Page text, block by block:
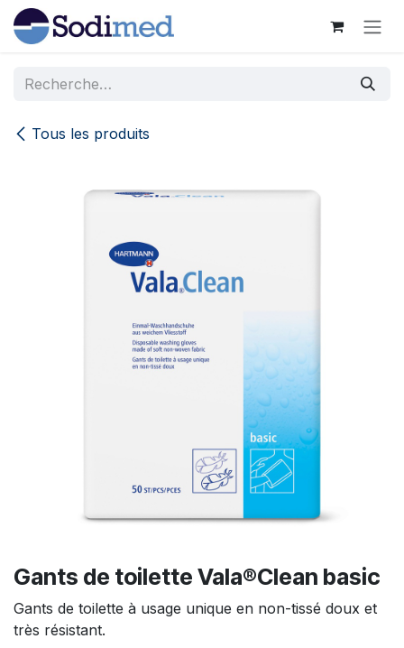
Se rendre au contenu
Tous les produits
Gants de toilette Vala®Clean basic
Gants de toilette à usage unique en non-tissé doux et
très résistant.